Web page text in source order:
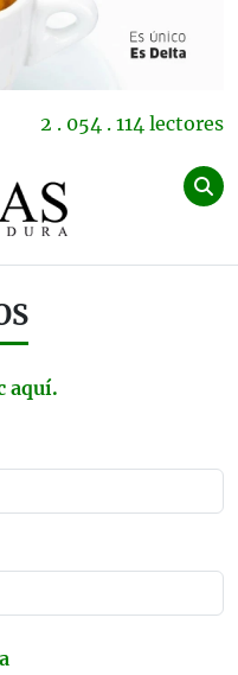
2 . 054 . 114 lectores
aquí.